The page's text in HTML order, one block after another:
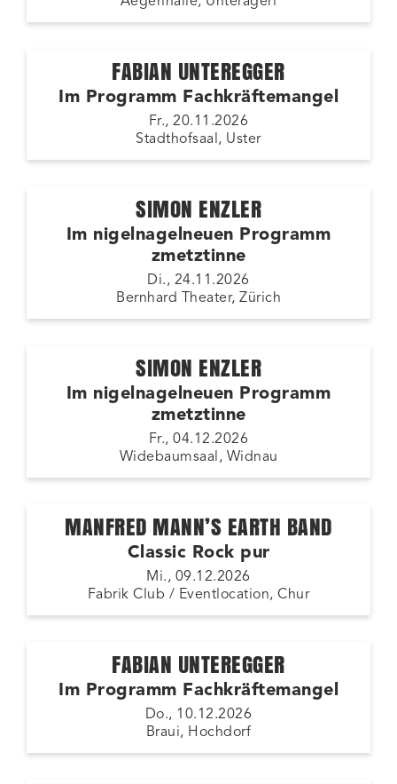
FABIAN UNTEREGGER
Im Programm Fachkräftemangel
Fr., 20.11.2026
Stadthofsaal, Uster
SIMON ENZLER
Im nigelnagelneuen Programm
zmetztinne
Di., 24.11.2026
Bernhard Theater, Zürich
SIMON ENZLER
Im nigelnagelneuen Programm
zmetztinne
Fr., 04.12.2026
Widebaumsaal, Widnau
MANFRED MANN’S EARTH BAND
Classic Rock pur
Mi., 09.12.2026
Fabrik Club / Eventlocation, Chur
FABIAN UNTEREGGER
Im Programm Fachkräftemangel
Do., 10.12.2026
Braui, Hochdorf